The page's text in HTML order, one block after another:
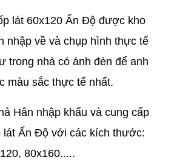
lát 60x120 Ấn Độ được kho
nhập về và chụp hình thực tế
trong nhà có ánh đèn để anh
màu sắc thực tế nhất.
Hân nhập khẩu và cung cấp
lát Ấn Độ với các kích thước:
80x160.....